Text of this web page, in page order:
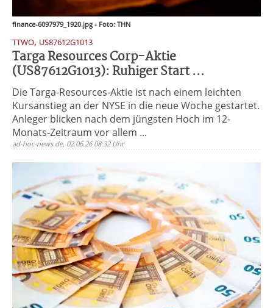
finance-6097979_1920.jpg - Foto: THN
TTWO, US87612G1013
Targa Resources Corp-Aktie
(US87612G1013): Ruhiger Start ...
Die Targa-Resources-Aktie ist nach einem leichten
Kursanstieg an der NYSE in die neue Woche gestartet.
Anleger blicken nach dem jüngsten Hoch im 12-
Monats-Zeitraum vor allem ...
ad-hoc-news.de, 02.06.26 08:32 Uhr